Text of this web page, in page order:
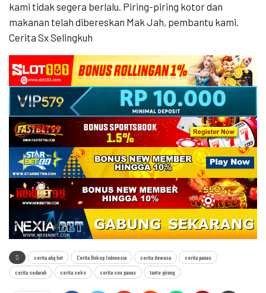
kami tidak segera berlalu. Piring-piring kotor dan
makanan telah dibereskan Mak Jah, pembantu kami.
Cerita Sx Selingkuh
cerita abg hot Cerita Bokep Indonesia cerita dewasa cerita panas
cerita sedarah cerita seks cerita sex panas tante girang